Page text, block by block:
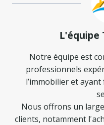
L'équipe
Notre équipe est
professionnels
l’immobilier et
Nous offrons un
clients, notamment